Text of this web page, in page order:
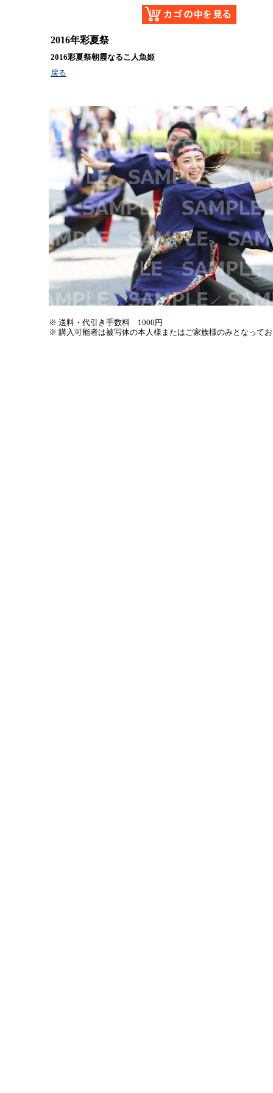
2016年彩夏祭
2016彩夏祭朝霞なるこ人魚姫
戻る
※ 送料・代引き手数料 1000円
※ 購入可能者は被写体の本人様またはご家族様のみとなって